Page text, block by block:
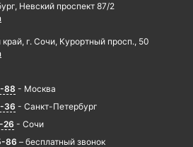
Невский проспект 87/2
г. Сочи, Курортный просп., 50
88 - Москва
36 - Санкт-Петербург
26 - Сочи
86 – бесплатный звонок